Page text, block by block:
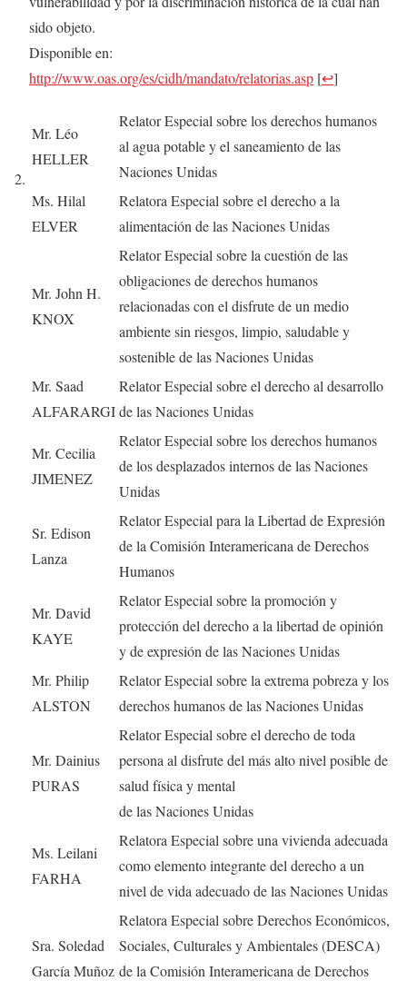
sido objeto.
Disponible en:
http://www.oas.org/es/cidh/mandato/relatorias.asp [↩]
Mr. Léo
HELLER
Relator Especial sobre los derechos humanos
al agua potable y el saneamiento de las
Naciones Unidas
Ms. Hilal
ELVER
Relatora Especial sobre el derecho a la
alimentación de las Naciones Unidas
Mr. John H.
KNOX
Relator Especial sobre la cuestión de las
obligaciones de derechos humanos
relacionadas con el disfrute de un medio
ambiente sin riesgos, limpio, saludable y
sostenible de las Naciones Unidas
Mr. Saad
ALFARARGI
Relator Especial sobre el derecho al desarrollo
de las Naciones Unidas
Mr. Cecilia
JIMENEZ
Relator Especial sobre los derechos humanos
de los desplazados internos de las Naciones
Unidas
Sr. Edison
Lanza
Relator Especial para la Libertad de Expresión
de la Comisión Interamericana de Derechos
Humanos
Mr. David
KAYE
Relator Especial sobre la promoción y
protección del derecho a la libertad de opinión
y de expresión de las Naciones Unidas
Mr. Philip
ALSTON
Relator Especial sobre la extrema pobreza y los
derechos humanos de las Naciones Unidas
Mr. Dainius
PURAS
Relator Especial sobre el derecho de toda
persona al disfrute del más alto nivel posible de
salud física y mental
de las Naciones Unidas
Ms. Leilani
FARHA
Relatora Especial sobre una vivienda adecuada
como elemento integrante del derecho a un
nivel de vida adecuado de las Naciones Unidas
Sra. Soledad
García Muñoz
Relatora Especial sobre Derechos Económicos,
Sociales, Culturales y Ambientales (DESCA)
de la Comisión Interamericana de Derechos